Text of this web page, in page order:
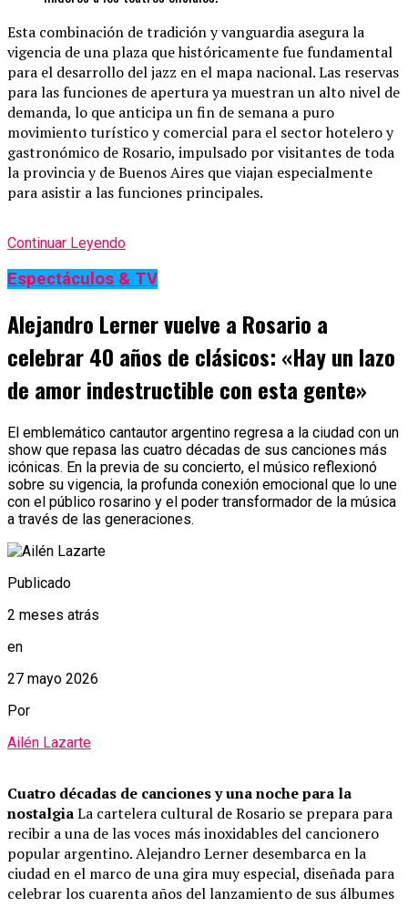
Esta combinación de tradición y vanguardia asegura la
vigencia de una plaza que históricamente fue fundamental
para el desarrollo del jazz en el mapa nacional. Las reservas
para las funciones de apertura ya muestran un alto nivel de
demanda, lo que anticipa un fin de semana a puro
movimiento turístico y comercial para el sector hotelero y
gastronómico de Rosario, impulsado por visitantes de toda
la provincia y de Buenos Aires que viajan especialmente
para asistir a las funciones principales.
Continuar Leyendo
Espectáculos & TV
Alejandro Lerner vuelve a Rosario a
celebrar 40 años de clásicos: «Hay un lazo
de amor indestructible con esta gente»
El emblemático cantautor argentino regresa a la ciudad con un
show que repasa las cuatro décadas de sus canciones más
icónicas. En la previa de su concierto, el músico reflexionó
sobre su vigencia, la profunda conexión emocional que lo une
con el público rosarino y el poder transformador de la música
a través de las generaciones.
Publicado
2 meses atrás
en
27 mayo 2026
Por
Ailén Lazarte
Cuatro décadas de canciones y una noche para la
nostalgiaLa cartelera cultural de Rosario se prepara para
recibir a una de las voces más inoxidables del cancionero
popular argentino. Alejandro Lerner desembarca en la
ciudad en el marco de una gira muy especial, diseñada para
celebrar los cuarenta años del lanzamiento de sus álbumes